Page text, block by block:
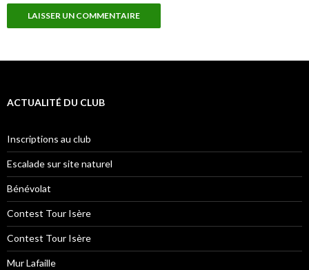
ACTUALITÉ DU CLUB
Inscriptions au club
Escalade sur site naturel
Bénévolat
Contest Tour Isère
Contest Tour Isère
Mur Lafaille